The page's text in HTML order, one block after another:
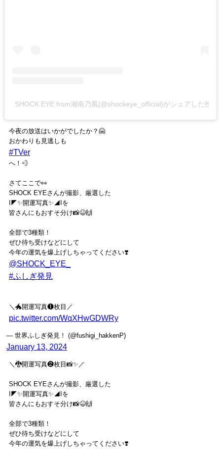
SHOCK EYE from湘南乃風(@shockeye_official)がシェアした投稿
今夜の放送はいかがでしたか？🤗
おかわりも見逃しも
#TVer
へ！💨
さてここで👀
SHOCK EYEさんが撮影、厳選した
I◤✨開運写真✨◢Iを
皆さんにもおすそ分け📸😆🙌
全部で3種類！
ぜひ待ち受けなどにして
今年の運気を爆上げしちゃってください❣️
@SHOCK_EYE_
#ふしぎ発見
＼🐲開運写真❶枚目／
pic.twitter.com/WqXHwGDWRy
— 世界ふしぎ発見！ (@fushigi_hakkenP)
January 13, 2024
＼🐉開運写真❷枚目📸✨／
SHOCK EYEさんが撮影、厳選した
I◤✨開運写真✨◢Iを
皆さんにもおすそ分け📸😆🙌
全部で3種類！
ぜひ待ち受けなどにして
今年の運気を爆上げしちゃってください❣️